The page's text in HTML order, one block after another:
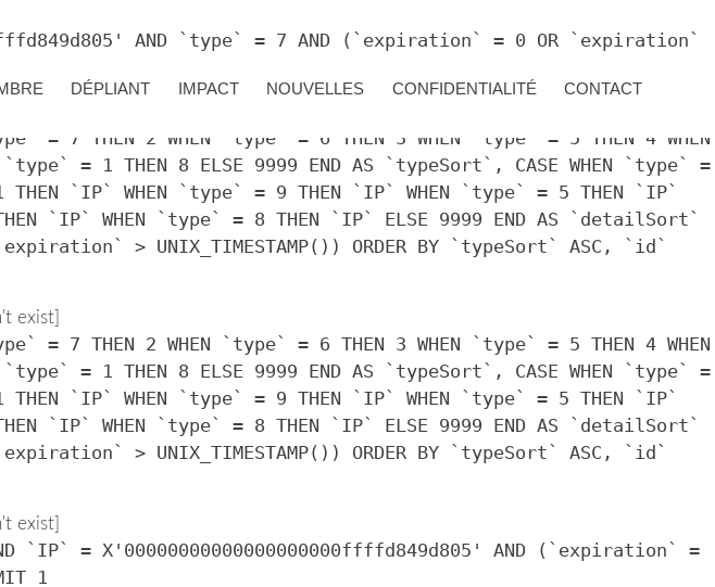
AND `type` = 7 AND (`expiration` = 0 OR `expiration`
= 7 THEN 2 WHEN `type` = 6 THEN 3 WHEN `type` = 5 THEN 4 WHEN
= 1 THEN 8 ELSE 9999 END AS `typeSort`, CASE WHEN `type` =
`IP` WHEN `type` = 9 THEN `IP` WHEN `type` = 5 THEN `IP`
`IP` WHEN `type` = 8 THEN `IP` ELSE 9999 END AS `detailSort`
> UNIX_TIMESTAMP()) ORDER BY `typeSort` ASC, `id`
exist]
= 7 THEN 2 WHEN `type` = 6 THEN 3 WHEN `type` = 5 THEN 4 WHEN
= 1 THEN 8 ELSE 9999 END AS `typeSort`, CASE WHEN `type` =
`IP` WHEN `type` = 9 THEN `IP` WHEN `type` = 5 THEN `IP`
`IP` WHEN `type` = 8 THEN `IP` ELSE 9999 END AS `detailSort`
> UNIX_TIMESTAMP()) ORDER BY `typeSort` ASC, `id`
exist]
`IP` = X'00000000000000000000ffffd849d805' AND (`expiration` =
1
DÉPLIANT IMPACT NOUVELLES CONFIDENTIALITÉ CONTACT